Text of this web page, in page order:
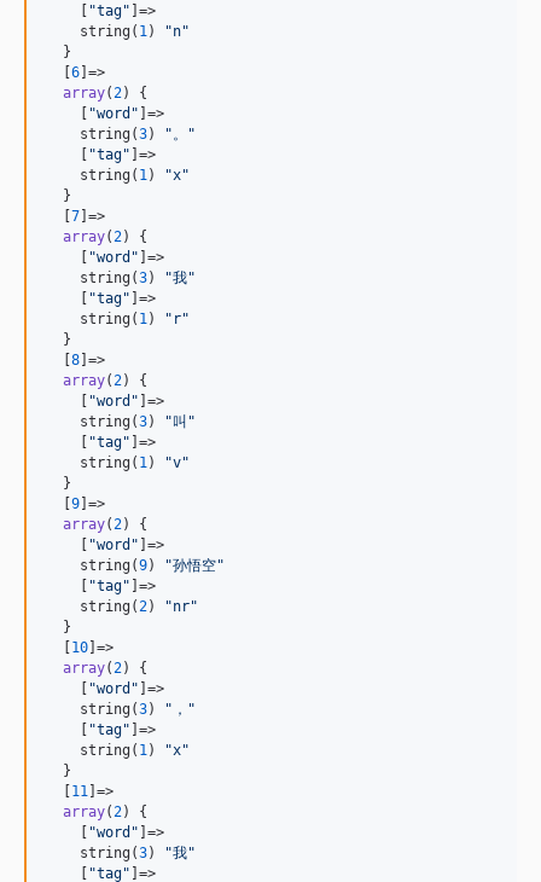
    [
"tag" ]=>
    string(
1 ) "n"
  }
  [
6]=>
array( 2) {
    [
"word " ]=>
    string(
3) " 。
"
    [
"tag" ]=>
    string(
1 ) "x"
  }
  [
7]=>
array( 2) {
    [
"word " ]=>
    string(
3) "我"
    [
"tag" ]=>
    string(
1 ) " r"
  }
  [
8]=>
array( 2) {
    [
"word " ]=>
    string(
3) "叫 "
    [
"tag" ]=>
    string(
1 ) "v"
  }
  [
9]=>
array( 2) {
    [
"word " ]=>
    string(
9) "孙悟空"
    [
"tag" ]=>
    string(
2) "nr"
  }
  [
10]=>
array( 2) {
    [
"word " ]=>
    string(
3) " ， "
    [
"tag" ]=>
    string(
1 ) "x"
  }
  [
11 ]=>
array( 2) {
    [
"word " ]=>
    string(
3) "我"
    [
"tag" ]=>